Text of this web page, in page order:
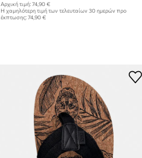
Αρχική τιμή: 74,90 €
Η χαμηλότερη τιμή των τελευταίων 30 ημερών προ
έκπτωσης: 74,90 €